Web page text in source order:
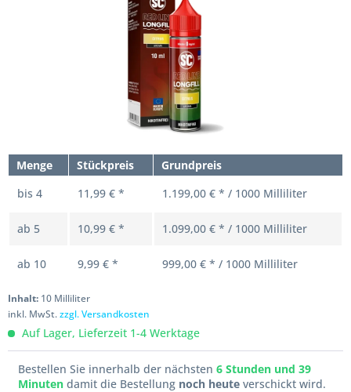
Menge Stückpreis
Grundpreis
bis 4 11,99 € * 1.199,00 € * / 1000 Milliliter
ab 5 10,99 € * 1.099,00 € * / 1000 Milliliter
ab 10 9,99 € * 999,00 € * / 1000 Milliliter
Inhalt: 10 Milliliter
inkl. MwSt.zzgl. Versandkosten
Auf Lager, Lieferzeit 1-4 Werktage
Bestellen Sie innerhalb der nächsten 6 Stunden und 39
Minuten damit die Bestellung noch heute verschickt wird.